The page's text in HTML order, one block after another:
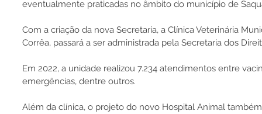
eventualmente praticadas no âmbito do município de
Com a criação da nova Secretaria, a Clínica Veterinária
Corrêa, passará a ser administrada pela Secretaria dos
Em 2022, a unidade realizou 7.234 atendimentos entre
emergências, dentre outros.
Além da clínica, o projeto do novo Hospital Animal